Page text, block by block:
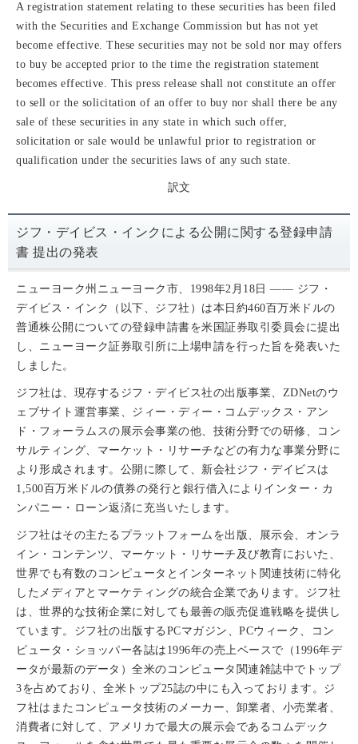
A registration statement relating to these securities has been filed
with the Securities and Exchange Commission but has not yet
become effective. These securities may not be sold nor may offers
to buy be accepted prior to the time the registration statement
becomes effective. This press release shall not constitute an offer
to sell or the solicitation of an offer to buy nor shall there be any
sale of these securities in any state in which such offer,
solicitation or sale would be unlawful prior to registration or
qualification under the securities laws of any such state.
訳文
ジフ・デイビス・インクによる公開に関する登録申請
書 提出の発表
ニューヨーク州ニューヨーク市、1998年2月18日 —— ジフ・
デイビス・インク（以下、ジフ社）は本日約460百万米ドルの
普通株公開についての登録申請書を米国証券取引委員会に提出
し、ニューヨーク証券取引所に上場申請を行った旨を発表いた
しました。
ジフ社は、現存するジフ・デイビス社の出版事業、ZDNetのウ
ェブサイト運営事業、ジィー・ディー・コムデックス・アン
ド・フォーラムスの展示会事業の他、技術分野での研修、コン
サルティング、マーケット・リサーチなどの有力な事業分野に
より形成されます。公開に際して、新会社ジフ・デイビスは
1,500百万米ドルの債券の発行と銀行借入によりインター・カ
ンパニー・ローン返済に充当いたします。
ジフ社はその主たるプラットフォームを出版、展示会、オンラ
イン・コンテンツ、マーケット・リサーチ及び教育においた、
世界でも有数のコンピュータとインターネット関連技術に特化
したメディアとマーケティングの統合企業であります。ジフ社
は、世界的な技術企業に対しても最善の販売促進戦略を提供し
ています。ジフ社の出版するPCマガジン、PCウィーク、コン
ピュータ・ショッパー各誌は1996年の売上ベースで（1996年デ
ータが最新のデータ）全米のコンピュータ関連雑誌中でトップ
3を占めており、全米トップ25誌の中にも入っております。ジ
フ社はまたコンピュータ技術のメーカー、卸業者、小売業者、
消費者に対して、アメリカで最大の展示会であるコムデック